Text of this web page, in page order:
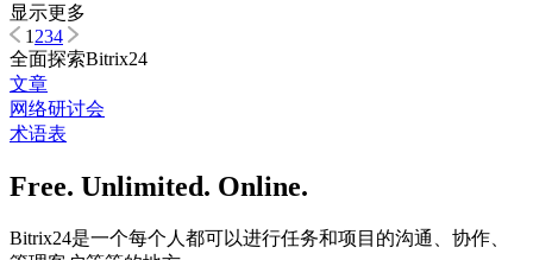
显示更多
1234
全面探索Bitrix24
文章
网络研讨会
术语表
Free. Unlimited. Online.
Bitrix24是一个每个人都可以进行任务和项目的沟通、协作、